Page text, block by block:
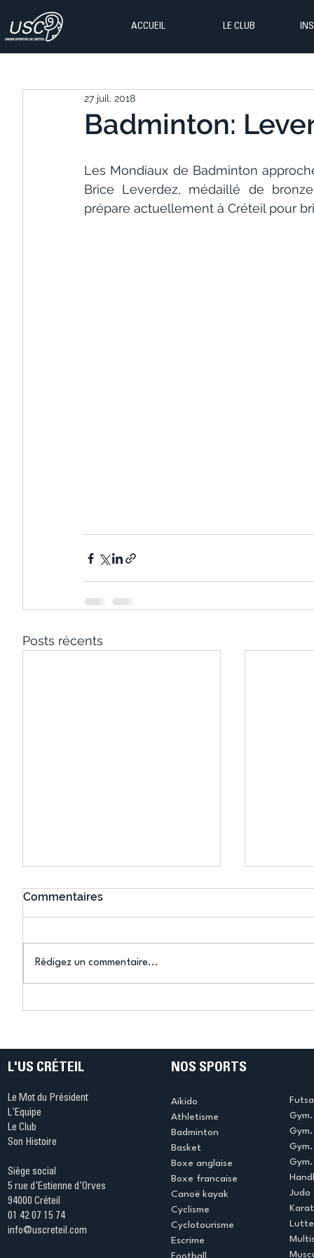
ACCUEIL LE CLUB
Badminton:
27 juil. 2018
Les Mondiaux de Badminton
Brice Leverdez, médaillé de
prépare actuellement à Créteil pour
Posts récents
Ping ? Quand le tennis de
termine
Commentaires
Rédigez un commentaire...
L'US CRÉTEIL
Le Mot du Président
L'Equipe
Le Club
Son Histoire
Siège social
5 rue d'Estienne d'Orves
94000 Créteil
01 42 07 15 74
info@uscreteil.com
NOS SPORTS
Aikido
Athletisme
Badminton
Basket
Boxe anglaise
Boxe francaise
Canoë kayak
Cyclisme
Cyclotourisme
Escrime
Football
Judo
Lutte